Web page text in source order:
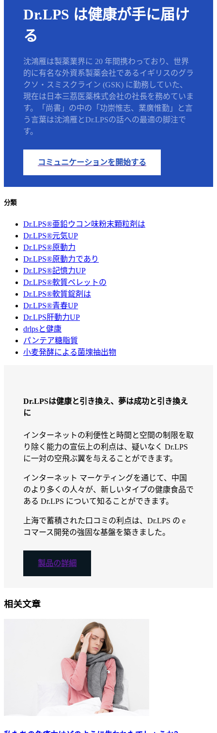
Dr.LPS は健康が手に届け
る
沈鴻雁は製薬業界に 20 年間携わっており、世界
的に有名な外資系製薬会社であるイギリスのグラ
クソ・スミスクライン (GSK) に勤務していた、
現在は日本三茘医薬株式会社の社長を務めていま
す。「尚書」の中の「功崇惟志、業廣惟勤」と言
う言葉は沈鴻雁とDr.LPSの話への最適の脚注で
す。
コミュニケーションを開始する
分類
Dr.LPS®亜鉛ウコン味粉末顆粒剤は
Dr.LPS®元気UP
Dr.LPS®原動力
Dr.LPS®原動力であり
Dr.LPS®記憶力UP
Dr.LPS®軟質ペレットの
Dr.LPS®軟質錠剤は
Dr.LPS®青春UP
Dr.LPS肝動力UP
drlpsと健康
パンテア糖脂質
小麦発酵による菌塊抽出物
Dr.LPSは健康と引き換え、夢は成功と引き換え
に
インターネットの利便性と時間と空間の制限を取
り除く能力の宣伝上の利点は、疑いなく Dr.LPS
に一対の空飛ぶ翼を与えることができます。
インターネット マーケティングを通じて、中国
のより多くの人々が、新しいタイプの健康食品で
ある Dr.LPS について知ることができます。
上海で蓄積された口コミの利点は、Dr.LPS の e
コマース開発の強固な基盤を築きました。
製品の詳細
相关文章